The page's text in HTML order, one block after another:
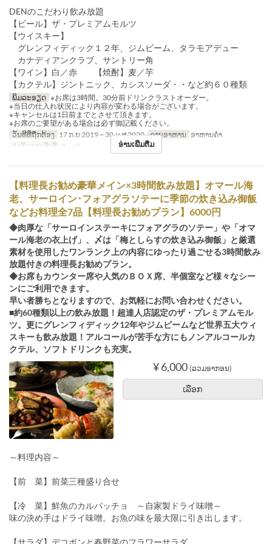
DENのこだわり飲み放題
【ビール】ザ・プレミアムモルツ
【ウイスキー】
グレンフィディック１２年、ジムビーム、タラモアデュー
カナディアンクラブ、サントリー角
【ワイン】白／赤 【焼酎】麦／芋
【カクテル】ジントニック、カシスソーダ・・など約６０種類
ພິມລະອຽດ ※お席は3時間。30分前ドリンクラストオーダー。
※当日の仕入れ状況により内容が変わる場合がございます。
※キャンセルは1日前までとさせて頂きます。
※お席のご要望がある場合は必ず御記載ください。
ວັນທີທີ່ຖືກຕ້ອງ 17 ກ.ຍ 2019 ~ 30 ມ.ສ 2020 ຄາບອາຫານ ອາຫານຄ່ຳ
ຈຳກັດການສັ່ງຊື້ 2 ~ 15 ອ່ານເພີ່ມຕື່ມ
【料理長お勧め豪華メイン×3時間飲み放題】オマール海
老、サーロイン･フォアグラソテーに季節の炊き込み御飯
などお料理全7品【料理長お勧めプラン】6000円
◆肉厚な「サーロインステーキにフォアグラのソテー」や「オマ
ール海老の衣上げ」、〆は「梅としらすの炊き込み御飯」と厳選
素材を使用したワンランク上の内容にゆったり過ごせる3時間飲み
放題付きの料理長お勧めプラン。
◆お席もカウンター席や人気のＢＯＸ席、半個室など様々なシー
ンにご利用できます。
早い者勝ちとなりますので、お気軽にお問い合わせください。
■約60種類以上の飲み放題！超達人店認定のザ・プレミアムモル
ツ。更にグレンフィディック12年やジムビームなど世界五大ウィ
スキーも飲み放題！アルコールが苦手な方にもノンアルコールカ
クテル、ソフトドリンクも充実。
¥ 6,000 (ລວມອາກອນ)
ເລືອກ
～料理内容～
【前 菜】前菜三種盛り合せ
【冷 菜】鮮魚のカルパッチョ ～自家製ドライ味噌～
味の決め手はドライ味噌。お魚の味を最大限に引き出します。